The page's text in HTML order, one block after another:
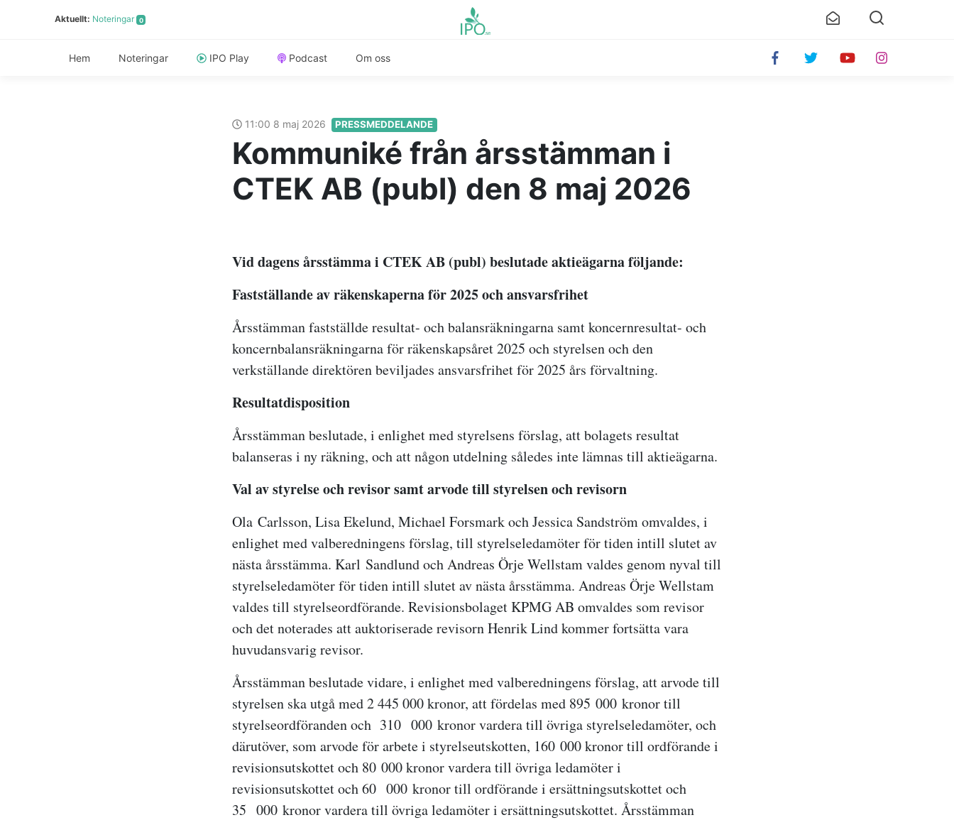
Aktuellt: Noteringar 0
Hem Noteringar IPO Play Podcast Om oss
11:00 8 maj 2026 PRESSMEDDELANDE
Kommuniké från årsstämman i
CTEK AB (publ) den 8 maj 2026
Vid dagens årsstämma i CTEK AB (publ) beslutade aktieägarna följande:
Fastställande av räkenskaperna för 2025 och ansvarsfrihet
Årsstämman fastställde resultat- och balansräkningarna samt koncernresultat- och
koncernbalansräkningarna för räkenskapsåret 2025 och styrelsen och den
verkställande direktören beviljades ansvarsfrihet för 2025 års förvaltning.
Resultatdisposition
Årsstämman beslutade, i enlighet med styrelsens förslag, att bolagets resultat
balanseras i ny räkning, och att någon utdelning således inte lämnas till aktieägarna.
Val av styrelse och revisor samt arvode till styrelsen och revisorn
Ola Carlsson, Lisa Ekelund, Michael Forsmark och Jessica Sandström omvaldes, i
enlighet med valberedningens förslag, till styrelseledamöter för tiden intill slutet av
nästa årsstämma. Karl Sandlund och Andreas Örje Wellstam valdes genom nyval till
styrelseledamöter för tiden intill slutet av nästa årsstämma. Andreas Örje Wellstam
valdes till styrelseordförande. Revisionsbolaget KPMG AB omvaldes som revisor
och det noterades att auktoriserade revisorn Henrik Lind kommer fortsätta vara
huvudansvarig revisor.
Årsstämman beslutade vidare, i enlighet med valberedningens förslag, att arvode till
styrelsen ska utgå med 2 445 000 kronor, att fördelas med 895 000 kronor till
styrelseordföranden och 310 000 kronor vardera till övriga styrelseledamöter, och
därutöver, som arvode för arbete i styrelseutskotten, 160 000 kronor till ordförande i
revisionsutskottet och 80 000 kronor vardera till övriga ledamöter i
revisionsutskottet och 60 000 kronor till ordförande i ersättningsutskottet och
35 000 kronor vardera till övriga ledamöter i ersättningsutskottet. Årsstämman